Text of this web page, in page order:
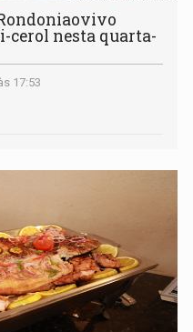
Rondoniaovivo
cerol nesta quarta-
17:53